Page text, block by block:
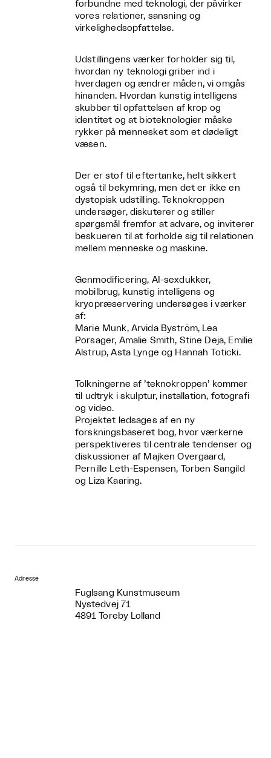
forbundne med teknologi, der påvirker
vores relationer, sansning og
virkelighedsopfattelse.
Udstillingens værker forholder sig til,
hvordan ny teknologi griber ind i
hverdagen og ændrer måden, vi omgås
hinanden. Hvordan kunstig intelligens
skubber til opfattelsen af krop og
identitet og at bioteknologier måske
rykker på mennesket som et dødeligt
væsen.
Der er stof til eftertanke, helt sikkert
også til bekymring, men det er ikke en
dystopisk udstilling. Teknokroppen
undersøger, diskuterer og stiller
spørgsmål fremfor at advare, og inviterer
beskueren til at forholde sig til relationen
mellem menneske og maskine.
Genmodificering, AI-sexdukker,
mobilbrug, kunstig intelligens og
kryopræservering undersøges i værker
af:
Marie Munk, Arvida Byström, Lea
Porsager, Amalie Smith, Stine Deja, Emilie
Alstrup, Asta Lynge og Hannah Toticki.
Tolkningerne af ’teknokroppen’ kommer
til udtryk i skulptur, installation, fotografi
og video.
Projektet ledsages af en ny
forskningsbaseret bog, hvor værkerne
perspektiveres til centrale tendenser og
diskussioner af Majken Overgaard,
Pernille Leth-Espensen, Torben Sangild
og Liza Kaaring.
Adresse
Fuglsang Kunstmuseum
Nystedvej 71
4891 Toreby Lolland